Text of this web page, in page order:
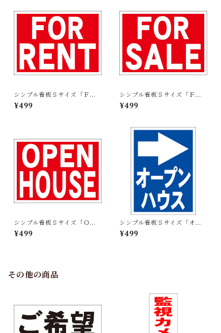
シンプル看板Ｓサイズ「ＦＯ
Ｒ ＲＥＮＴ」【不動産】屋外
可
¥499
シンプル看板Ｓサイズ「ＦＯ
Ｒ ＳＡＬＥ」【不動産】屋外
可
¥499
シンプル看板Ｓサイズ「ＯＰ
ＥＮ ＨＯＵＳＥ」【不動産】
屋外可
¥499
シンプル看板Ｓサイズ「オー
プンハウス（右折・紺）」
【不動産】屋外可
¥499
その他の商品